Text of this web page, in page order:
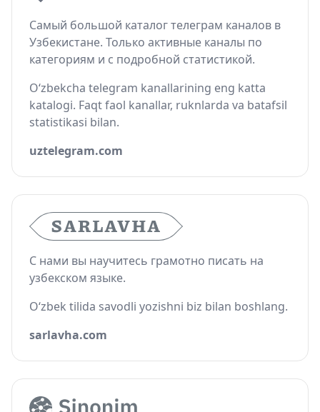
Самый большой каталог телеграм каналов в
Узбекистане. Только активные каналы по
категориям и с подробной статистикой.
O‘zbekcha telegram kanallarining eng katta
katalogi. Faqt faol kanallar, ruknlarda va batafsil
statistikasi bilan.
uztelegram.com
С нами вы научитесь грамотно писать на
узбекском языке.
O‘zbek tilida savodli yozishni biz bilan boshlang.
sarlavha.com